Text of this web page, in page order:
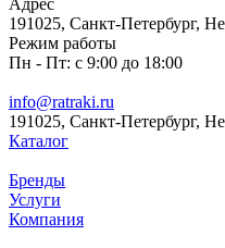
Адрес
191025, Санкт-Петербург,
Режим работы
Пн - Пт: с 9:00 до 18:00
info@ratraki.ru
191025, Санкт-Петербург,
Каталог
Бренды
Услуги
Компания